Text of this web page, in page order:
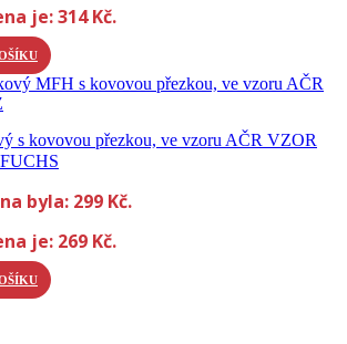
je: 314 Kč.
s kovovou přezkou, ve vzoru AČR VZOR
byla: 299 Kč.
je: 269 Kč.